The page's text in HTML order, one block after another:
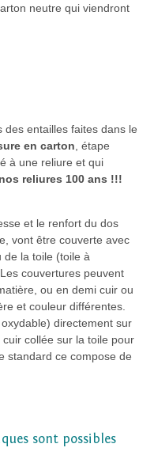
neutre qui viendront
entailles faites dans le
en carton, étape
à une reliure et qui
reliures 100 ans !!!
et le renfort du dos
vont être couverte avec
la toile (toile à
couvertures peuvent
ou en demi cuir ou
et couleur différentes.
directement sur
collée sur la toile pour
standard ce compose de
sont possibles